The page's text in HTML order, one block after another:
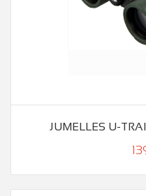
JUMELLES U-